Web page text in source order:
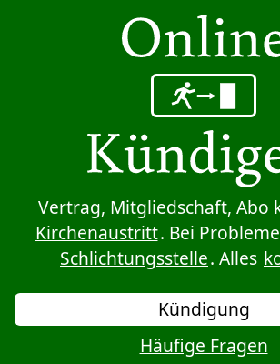
Sprung zum Inhalt
Vertrag, Mitgliedschaft, Abo
Kirchenaustritt. Bei
Schlichtungsstelle. Alles
Kündigung
Häufige Fragen